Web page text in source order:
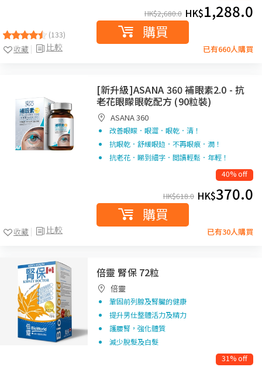
(133)
比較
收藏
HK$2,680.0 HK$1,288.0
購買
已有660人購買
比較
收藏
[新升級]ASANA 360 補眼素2.0 - 抗
老花眼矇眼乾配方 (90粒裝)
ASANA 360
改善眼矇．眼澀．眼乾．清！
抗眼乾．舒緩眼攰．不再眼痕．潤！
抗老花．睇到細字．閲讀輕鬆．年輕！
40% off
HK$618.0 HK$370.0
購買
已有30人購買
倍靈 腎保 72粒
倍靈
鞏固前列腺及腎臟的健康
提升男仕整體活力及精力
護腰腎，強化體質
減少脫髮及白髮
31% off